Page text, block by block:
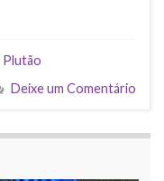
Plutão
Deixe um Comentário